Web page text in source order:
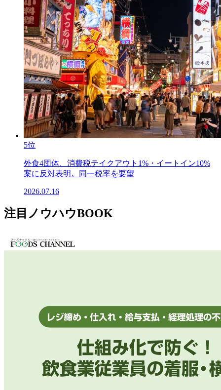
5位
外食4団体、消費税テイクアウト1%・イートイン10%
案に反対表明。同一税率を要望
2026.07.16
注目ノウハウBOOK